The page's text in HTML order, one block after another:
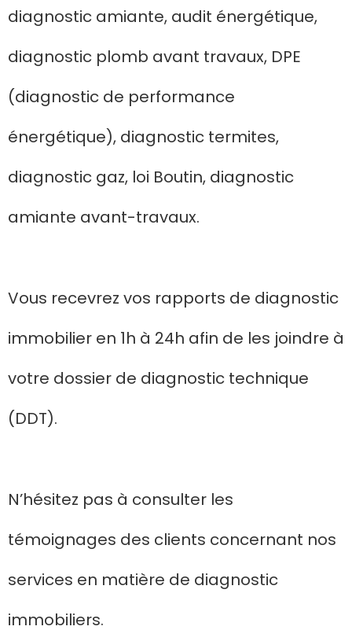
diagnostic amiante, audit énergétique,
diagnostic plomb avant travaux, DPE
(diagnostic de performance
énergétique), diagnostic termites,
diagnostic gaz, loi Boutin, diagnostic
amiante avant-travaux.
Vous recevrez vos rapports de diagnostic
immobilier en 1h à 24h afin de les joindre à
votre dossier de diagnostic technique
(DDT).
N’hésitez pas à consulter les
témoignages des clients concernant nos
services en matière de diagnostic
immobiliers.